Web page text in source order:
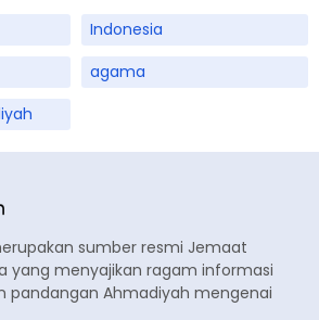
Indonesia
agama
sumber resmi Jemaat
yang menyajikan ragam informasi
pandangan Ahmadiyah mengenai